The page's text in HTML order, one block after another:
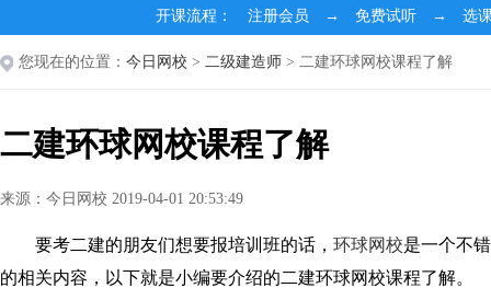
开课流程： 注册会员 → 免费试听 → 选
您现在的位置： 今日网校 > 二级建造师 > 二建环球网校课程了解
二建环球网校课程了解
来源：今日网校 2019-04-01 20:53:49
要考二建的朋友们想要报培训班的话， 环球网校是一个不
的相关内容，以下就是小编要介绍的二建环球网校课程了解。